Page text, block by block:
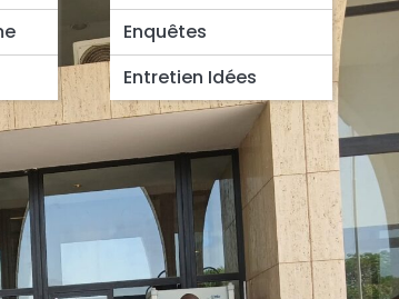
Enquêtes
Entretien Idées